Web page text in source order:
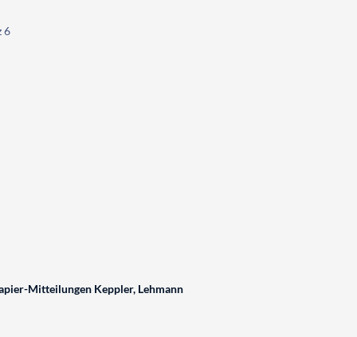
6
Mitteilungen Keppler, Lehmann